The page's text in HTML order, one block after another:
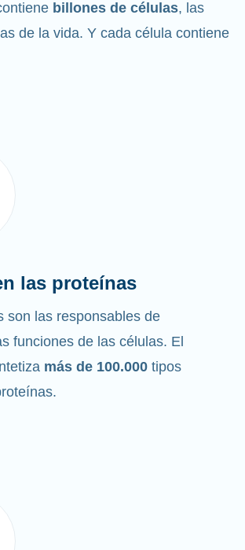
billones de células, las
de la vida. Y cada célula contiene
las proteínas
son las responsables de
funciones de las células. El
más de 100.000 tipos